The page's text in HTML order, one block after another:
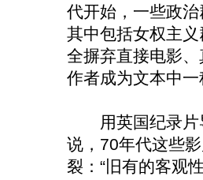
代开始，一些政
其中包括女权主
全摒弃直接电影
作者成为文本中一
用英国纪录片
说，70年代这些
裂：“旧有的客观